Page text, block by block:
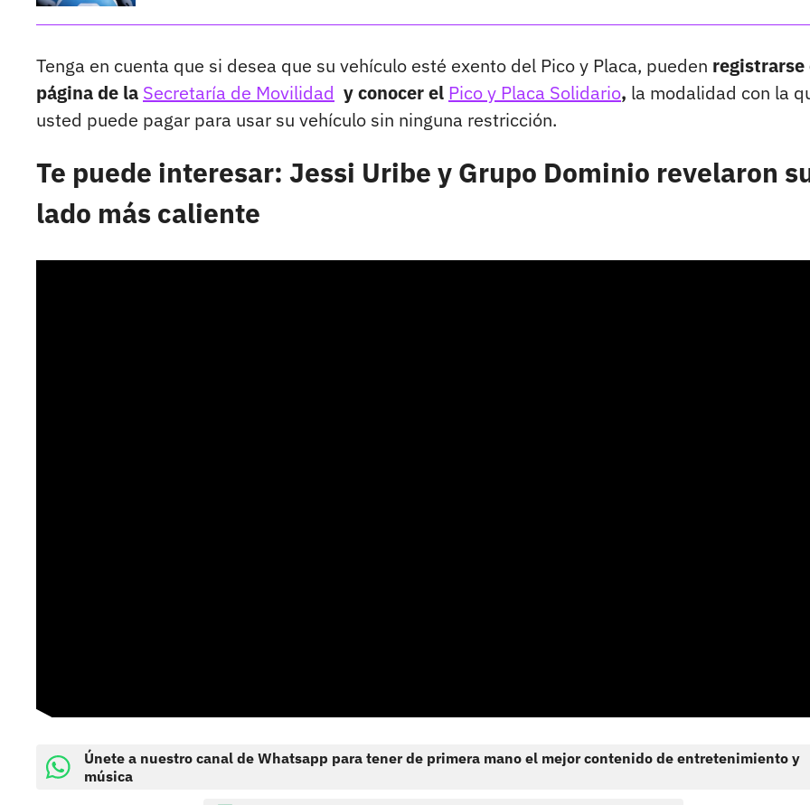
Tenga en cuenta que si desea que su vehículo esté exento del Pico y Placa, pueden registrarse
página de la Secretaría de Movilidad y conocer el Pico y Placa Solidario, la modalidad con la
usted puede pagar para usar su vehículo sin ninguna restricción.
Te puede interesar: Jessi Uribe y Grupo Dominio revelaron
lado más caliente
Únete a nuestro canal de Whatsapp para tener de primera mano el mejor contenido de entretenimiento y
música